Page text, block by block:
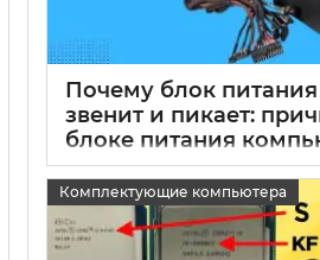
Почему блок
звенит и пикает:
блоке питания
Комплектующие компьютера